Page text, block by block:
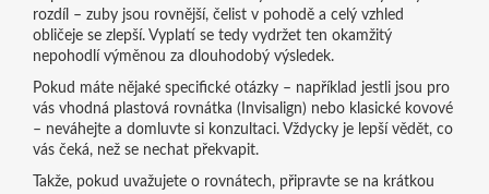
rozdíl – zuby jsou rovnější, čelist v pohodě a celý vzhled
obličeje se zlepší. Vyplatí se tedy vydržet ten okamžitý
nepohodlí výměnou za dlouhodobý výsledek.
Pokud máte nějaké specifické otázky – například jestli jsou pro
vás vhodná plastová rovnátka (Invisalign) nebo klasické kovové
– neváhejte a domluvte si konzultaci. Vždycky je lepší vědět, co
vás čeká, než se nechat překvapit.
Takže, pokud uvažujete o rovnátech, připravte se na krátkou